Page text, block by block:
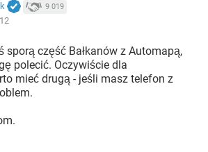
9 019
sporą część Bałkanów z Automapą,
polecić. Oczywiście dla
mieć drugą - jeśli masz telefon z